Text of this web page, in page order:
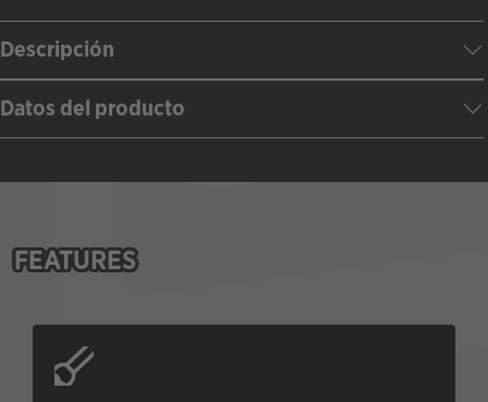
Descripción
Datos del producto
FEATURES